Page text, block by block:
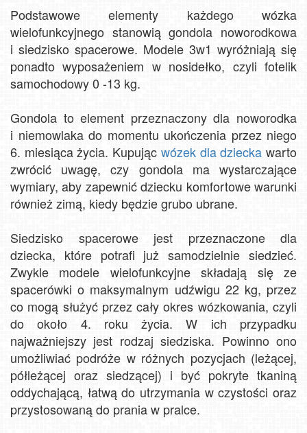
Podstawowe elementy każdego wózka
wielofunkcyjnego stanowią gondola noworodkowa
i siedzisko spacerowe. Modele 3w1 wyróżniają się
ponadto wyposażeniem w nosidełko, czyli fotelik
samochodowy 0 -13 kg.
Gondola to element przeznaczony dla noworodka
i niemowlaka do momentu ukończenia przez niego
6. miesiąca życia. Kupując wózek dla dziecka warto
zwrócić uwagę, czy gondola ma wystarczające
wymiary, aby zapewnić dziecku komfortowe warunki
również zimą, kiedy będzie grubo ubrane.
Siedzisko spacerowe jest przeznaczone dla
dziecka, które potrafi już samodzielnie siedzieć.
Zwykle modele wielofunkcyjne składają się ze
spacerówki o maksymalnym udźwigu 22 kg, przez
co mogą służyć przez cały okres wózkowania, czyli
do około 4. roku życia. W ich przypadku
najważniejszy jest rodzaj siedziska. Powinno ono
umożliwiać podróże w różnych pozycjach (leżącej,
półleżącej oraz siedzącej) i być pokryte tkaniną
oddychającą, łatwą do utrzymania w czystości oraz
przystosowaną do prania w pralce.